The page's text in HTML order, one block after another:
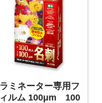
ラミネーター専用フ
ィルム 100μm 100